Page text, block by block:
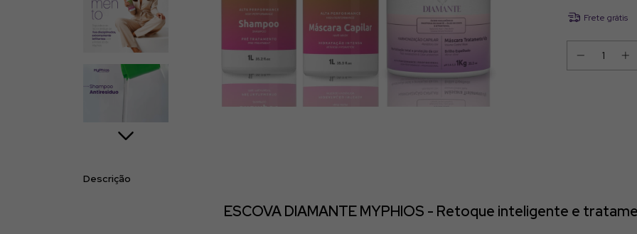
Frete grátis
Descrição
ESCOVA DIAMANTE MYPHIOS - Retoque inteligente e